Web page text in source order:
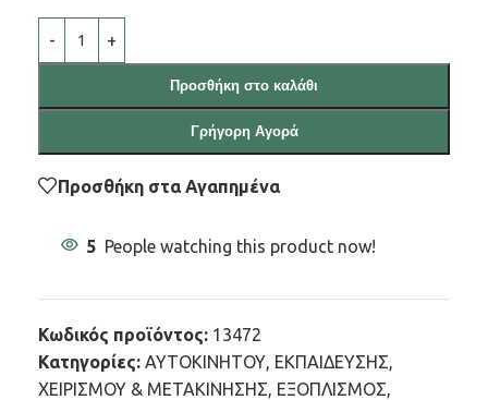
Προσθήκη στο καλάθι
Γρήγορη Αγορά
Προσθήκη στα Αγαπημένα
5 People watching this product now!
Κωδικός προϊόντος: 13472
Κατηγορίες: ΑΥΤΟΚΙΝΗΤΟΥ, ΕΚΠΑΙΔΕΥΣΗΣ,
ΧΕΙΡΙΣΜΟΥ & ΜΕΤΑΚΙΝΗΣΗΣ, ΕΞΟΠΛΙΣΜΟΣ,